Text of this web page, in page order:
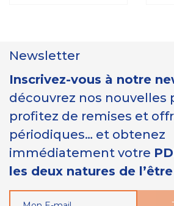
Newsletter
Inscrivez-vous à notre
découvrez nos nouvelles
profitez de remises et
périodiques… et obtenez
immédiatement votre
les deux natures de